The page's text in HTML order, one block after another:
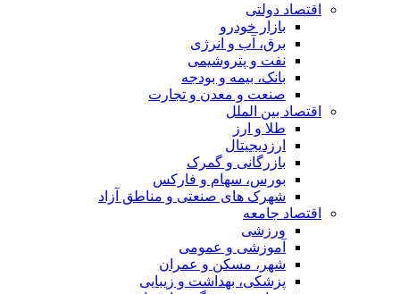
اقتصاد دولتی
بازار خودرو
برق، آب و انرژی
نفت و پتروشیمی
بانک، بیمه و بودجه
صنعت و معدن و تجارت
اقتصاد بین الملل
طلا و ارز
ارزدیجیتال
بازرگانی و گمرک
بورس، سهام و فارکس
شهرک های صنعتی و مناطق آزاد
اقتصاد جامعه
ورزشی
آموزشی و عمومی
شهر، مسکن و عمران
پزشکی، بهداشت و زیبایی